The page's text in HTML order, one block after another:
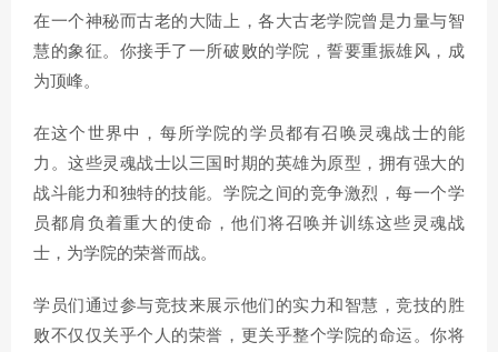
在一个神秘而古老的大陆上，各大古老学院曾是力量与智
慧的象征。你接手了一所破败的学院，誓要重振雄风，成
为顶峰。
在这个世界中，每所学院的学员都有召唤灵魂战士的能
力。这些灵魂战士以三国时期的英雄为原型，拥有强大的
战斗能力和独特的技能。学院之间的竞争激烈，每一个学
员都肩负着重大的使命，他们将召唤并训练这些灵魂战
士，为学院的荣誉而战。
学员们通过参与竞技来展示他们的实力和智慧，竞技的胜
败不仅仅关乎个人的荣誉，更关乎整个学院的命运。你将